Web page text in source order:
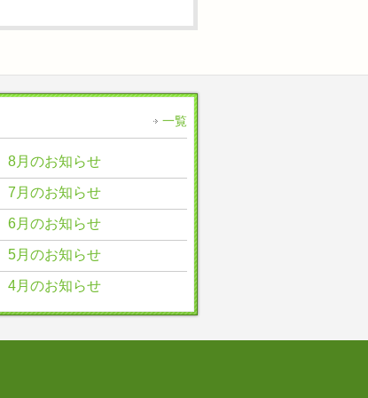
一覧
8月のお知らせ
7月のお知らせ
6月のお知らせ
5月のお知らせ
4月のお知らせ